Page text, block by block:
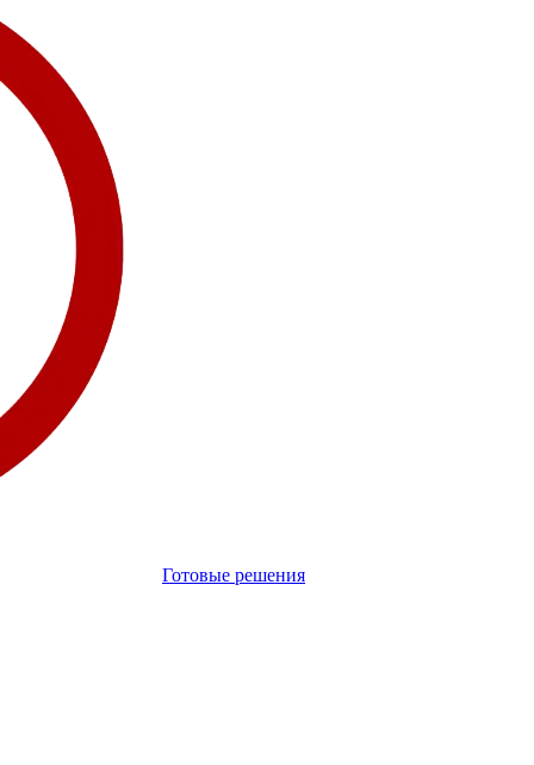
Готовые решения